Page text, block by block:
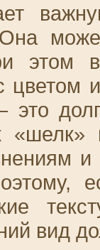
этом
с
«шелк»
вид